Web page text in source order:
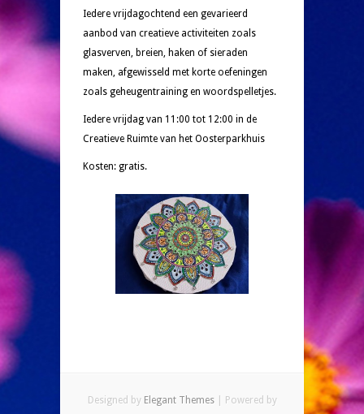
Iedere vrijdagochtend een gevarieerd
aanbod van creatieve activiteiten zoals
glasverven, breien, haken of sieraden
maken, afgewisseld met korte oefeningen
zoals geheugentraining en woordspelletjes.
Iedere vrijdag van 11:00 tot 12:00 in de
Creatieve Ruimte van het Oosterparkhuis
Kosten: gratis.
Designed by Elegant Themes| Powered by